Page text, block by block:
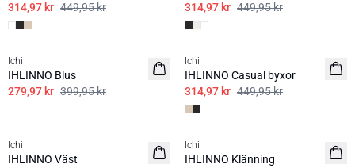
314,97 kr 449,95 kr
314,97 kr 449,95 kr
SALE | 30%
Ichi
IHLINNO Blus
279,97 kr 399,95 kr
SALE | 30%
Ichi
IHLINNO Casual byxor
314,97 kr 449,95 kr
Ichi
IHLINNO Väst
SALE | 30%
Ichi
IHLINNO Klänning